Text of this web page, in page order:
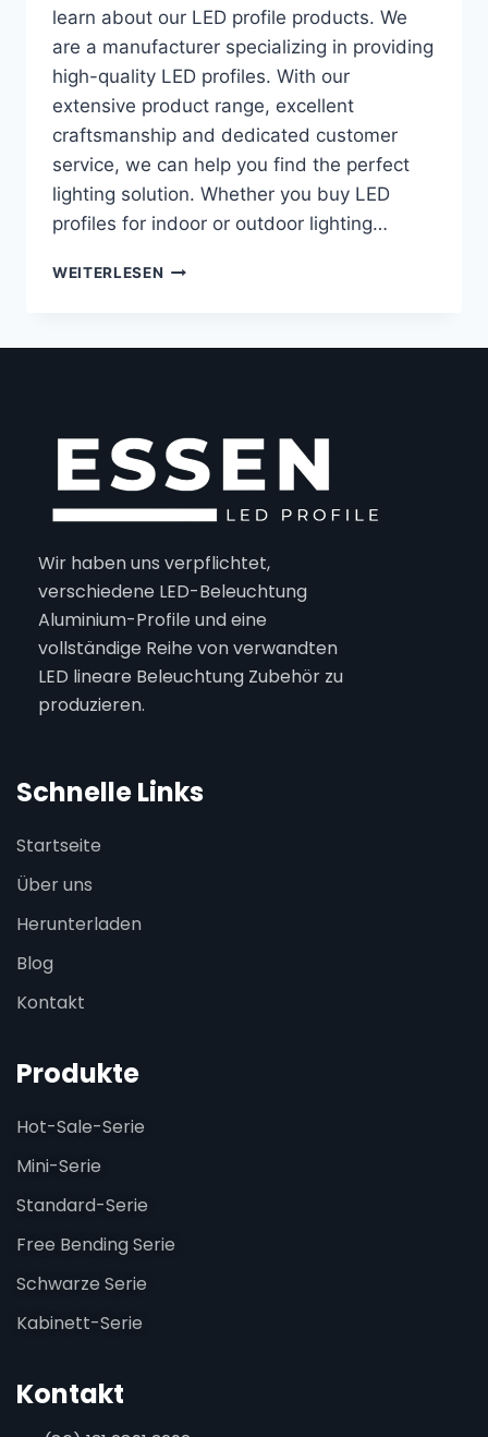
learn about our LED profile products. We
are a manufacturer specializing in providing
high-quality LED profiles. With our
extensive product range, excellent
craftsmanship and dedicated customer
service, we can help you find the perfect
lighting solution. Whether you buy LED
profiles for indoor or outdoor lighting…
WEITERLESEN
Wir haben uns verpflichtet,
verschiedene LED-Beleuchtung
Aluminium-Profile und eine
vollständige Reihe von verwandten
LED lineare Beleuchtung Zubehör zu
produzieren.
Schnelle Links
Startseite
Über uns
Herunterladen
Blog
Kontakt
Produkte
Hot-Sale-Serie
Mini-Serie
Standard-Serie
Free Bending Serie
Schwarze Serie
Kabinett-Serie
Kontakt